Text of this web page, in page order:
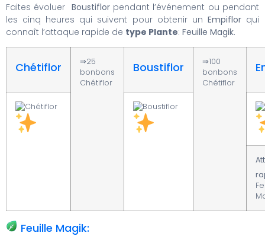
Faites évoluer Boustiflor pendant l’événement ou pendant
les cinq heures qui suivent pour obtenir un Empiflor qui
connaît l’attaque rapide de type Plante: Feuille Magik.
Chétiflor
⇒25
bonbons
Chétiflor
Boustiflor
⇒100
bonbons
Chétiflor
Feuille Magik: